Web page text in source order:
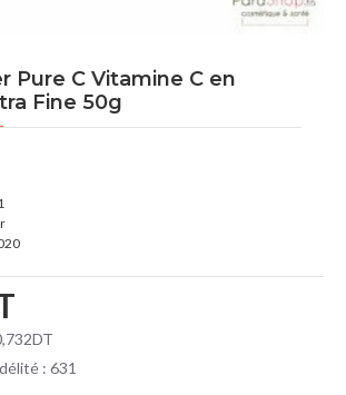
Pure C Vitamine C en
Fine 50g
: 631